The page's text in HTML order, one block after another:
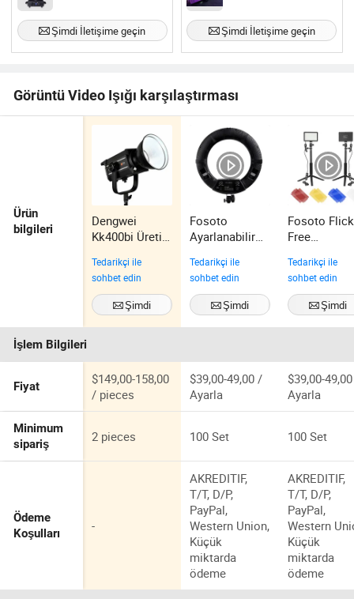
Şimdi İletişime geçin Şimdi İletişime geçin
Görüntü Video Işığı karşılaştırması
Ürün
bilgileri
Dengwei
Kk400bi Üretici
Işığı Video
Taşınabilir
Mobil Kontrol
Uzaktan
2700K-6500K
Profesyonel
Işık
Tedarikçi ile
sohbet edin
Şimdi
İletişime geçin
Fosoto
Ayarlanabilir
48.2cm Çapı
İki Renkli
Youtube
Yaratıcı Tiktok
Video Işığı
Tedarikçi ile
sohbet edin
Şimdi
İletişime geçin
Fosoto
Free
Kalite
Işığı
Vlog
Aydınlatma
FCC
Tedarikçi ile
sohbet edin
Şimdi
İletişime
İşlem Bilgileri
Fiyat
$149,00-158,00
/ pieces
$39,00-49,00 /
Ayarla
$39,00-
Ayarla
Minimum
sipariş
2 pieces 100 Set 100 Set
Ödeme
Koşulları
-
AKREDITIF,
T/T, D/P,
PayPal,
Western Union,
Küçük
miktarda
ödeme
AKREDITIF,
T/T, D/P,
PayPal,
Western
Küçük
miktarda
ödeme